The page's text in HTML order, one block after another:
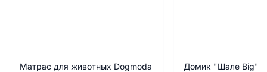
Матрас для животных Dogmoda
Домик "Шале Big"